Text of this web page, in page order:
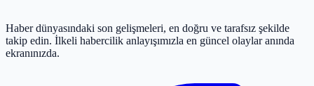
Haber dünyasındaki son gelişmeleri, en doğru ve tarafsız şekilde
takip edin. İlkeli habercilik anlayışımızla en güncel olaylar anında
ekranınızda.